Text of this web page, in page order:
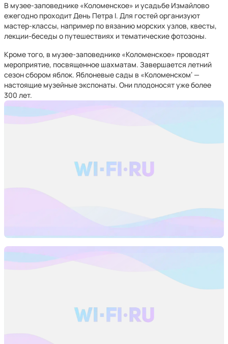
В музее-заповеднике «Коломенское» и усадьбе Измайлово
ежегодно проходит День Петра I. Для гостей организуют
мастер-классы, например по вязанию морских узлов, квесты,
лекции-беседы о путешествиях и тематические фотозоны.
Кроме того, в музее-заповеднике «Коломенское» проводят
мероприятие, посвященное шахматам. Завершается летний
сезон сбором яблок. Яблоневые сады в «Коломенском‘ —
настоящие музейные экспонаты. Они плодоносят уже более
300 лет.